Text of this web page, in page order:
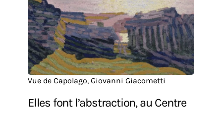
Vue de Capolago, Giovanni Giacometti
Elles font l’abstraction, au Centre